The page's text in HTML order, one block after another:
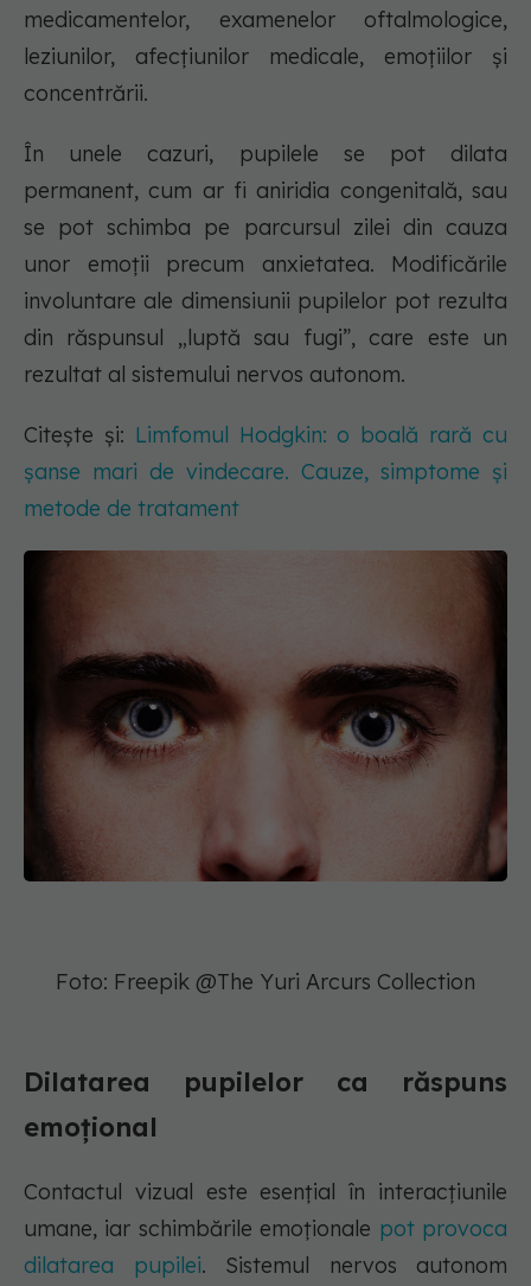
medicamentelor, examenelor oftalmologice,
leziunilor, afecțiunilor medicale, emoțiilor și
concentrării.
În unele cazuri, pupilele se pot dilata
permanent, cum ar fi aniridia congenitală, sau
se pot schimba pe parcursul zilei din cauza
unor emoții precum anxietatea. Modificările
involuntare ale dimensiunii pupilelor pot rezulta
din răspunsul „luptă sau fugi”, care este un
rezultat al sistemului nervos autonom.
Citește și: Limfomul Hodgkin: o boală rară cu
șanse mari de vindecare. Cauze, simptome și
metode de tratament
Foto: Freepik @The Yuri Arcurs Collection
Dilatarea pupilelor ca răspuns
emoțional
Contactul vizual este esențial în interacțiunile
umane, iar schimbările emoționale pot provoca
dilatarea pupilei. Sistemul nervos autonom